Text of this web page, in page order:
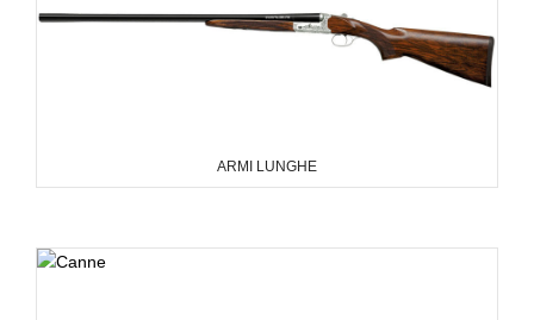
ARMI LUNGHE